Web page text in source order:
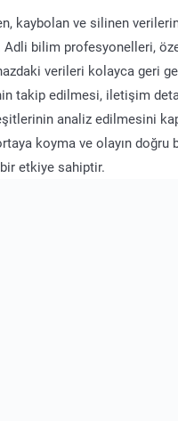
kaybolan ve silinen
bilim profesyonelleri,
verileri kolayca geri
takip edilmesi, iletişim
analiz edilmesini
koyma ve olayın doğru
etkiye sahiptir.